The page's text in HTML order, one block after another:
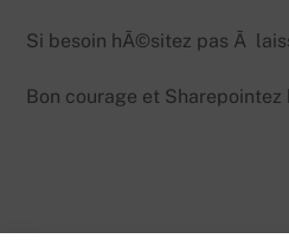
Si besoin hÃ©sitez pas Ã
Bon courage et Sharepointez